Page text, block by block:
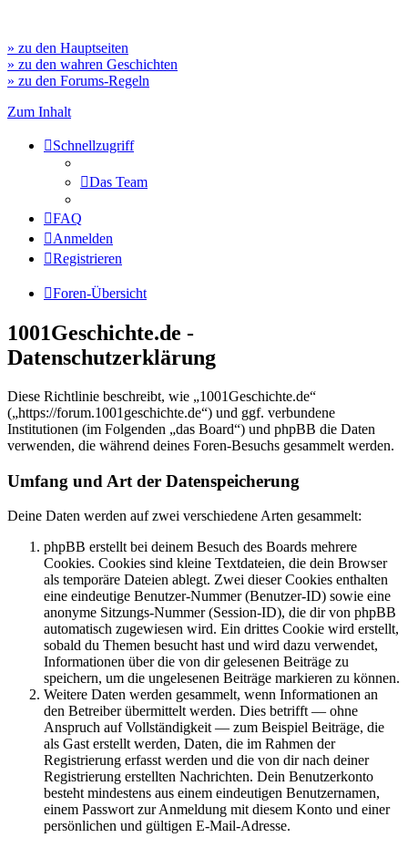
» zu den Hauptseiten
» zu den wahren Geschichten
» zu den Forums-Regeln
Zum Inhalt
Schnellzugriff
Das Team
FAQ
Anmelden
Registrieren
Foren-Übersicht
1001Geschichte.de -
Datenschutzerklärung
Diese Richtlinie beschreibt, wie „1001Geschichte.de“
(„https://forum.1001geschichte.de“) und ggf. verbundene
Institutionen (im Folgenden „das Board“) und phpBB die Daten
verwenden, die während deines Foren-Besuchs gesammelt werden.
Umfang und Art der Datenspeicherung
Deine Daten werden auf zwei verschiedene Arten gesammelt:
phpBB erstellt bei deinem Besuch des Boards mehrere
Cookies. Cookies sind kleine Textdateien, die dein Browser
als temporäre Dateien ablegt. Zwei dieser Cookies enthalten
eine eindeutige Benutzer-Nummer (Benutzer-ID) sowie eine
anonyme Sitzungs-Nummer (Session-ID), die dir von phpBB
automatisch zugewiesen wird. Ein drittes Cookie wird erstellt,
sobald du Themen besucht hast und wird dazu verwendet,
Informationen über die von dir gelesenen Beiträge zu
speichern, um die ungelesenen Beiträge markieren zu können.
Weitere Daten werden gesammelt, wenn Informationen an
den Betreiber übermittelt werden. Dies betrifft — ohne
Anspruch auf Vollständigkeit — zum Beispiel Beiträge, die
als Gast erstellt werden, Daten, die im Rahmen der
Registrierung erfasst werden und die von dir nach deiner
Registrierung erstellten Nachrichten. Dein Benutzerkonto
besteht mindestens aus einem eindeutigen Benutzernamen,
einem Passwort zur Anmeldung mit diesem Konto und einer
persönlichen und gültigen E-Mail-Adresse.